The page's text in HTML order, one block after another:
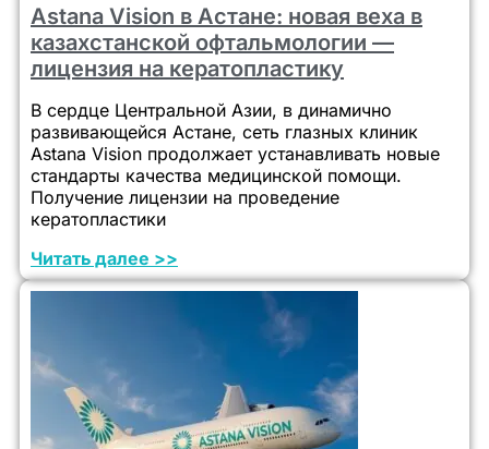
Astana Vision в Астане: новая веха в
казахстанской офтальмологии —
лицензия на кератопластику
В сердце Центральной Азии, в динамично
развивающейся Астане, сеть глазных клиник
Astana Vision продолжает устанавливать новые
стандарты качества медицинской помощи.
Получение лицензии на проведение
кератопластики
Читать далее >>